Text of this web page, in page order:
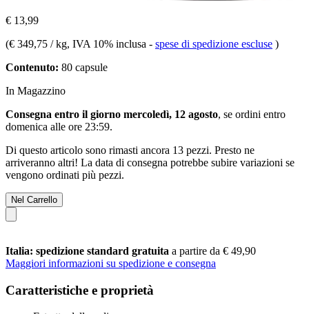
€ 13,99
(€ 349,75 / kg, IVA 10% inclusa - spese di spedizione escluse )
Contenuto: 80 capsule
In Magazzino
Consegna entro il giorno mercoledì, 12 agosto, se ordini entro
domenica alle ore 23:59.
Di questo articolo sono rimasti ancora 13 pezzi. Presto ne
arriveranno altri! La data di consegna potrebbe subire variazioni se
vengono ordinati più pezzi.
Nel Carrello
Italia: spedizione standard gratuita a partire da € 49,90
Maggiori informazioni su spedizione e consegna
Caratteristiche e proprietà